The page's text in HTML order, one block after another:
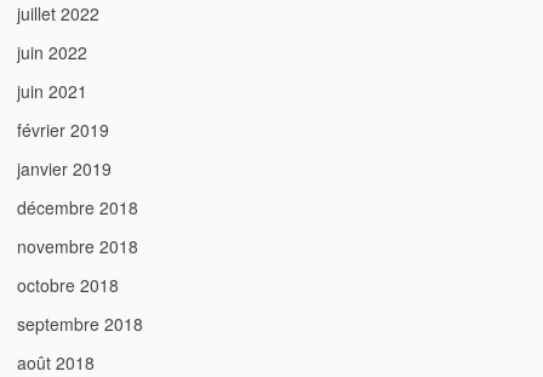
juillet 2022
juin 2022
juin 2021
février 2019
janvier 2019
décembre 2018
novembre 2018
octobre 2018
septembre 2018
août 2018